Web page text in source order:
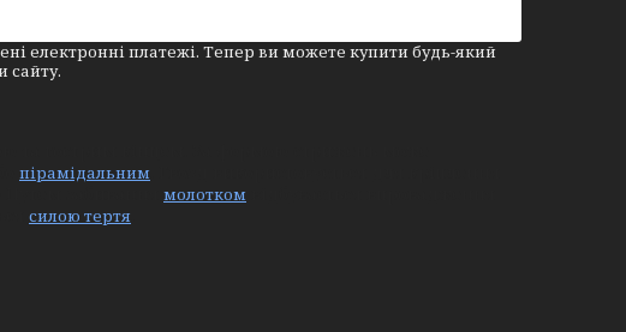
електронні платежі. Тепер ви можете купити будь-який
сайту.
пірамідальним
молотком
силою тертя